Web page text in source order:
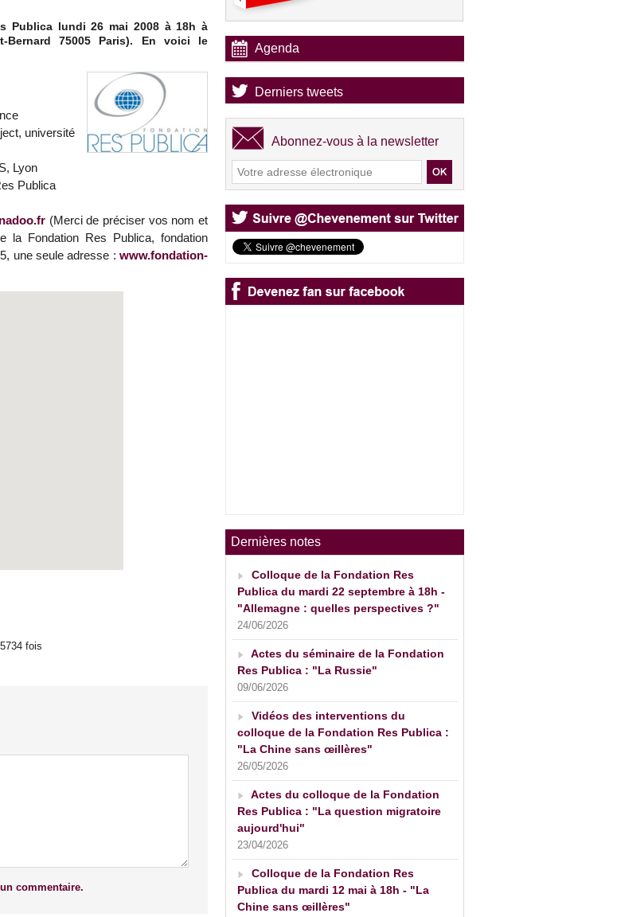
Publica lundi 26 mai 2008 à 18h à
75005 Paris). En voici le
université
Lyon
Publica
(Merci de préciser vos nom et
la Fondation Res Publica, fondation
une seule adresse : www.fondation-
fois
commentaire.
Agenda
Derniers tweets
Abonnez-vous à la newsletter
Dernières notes
Colloque de la Fondation Res
Publica du mardi 22 septembre à 18h -
"Allemagne : quelles perspectives ?"
24/06/2026
Actes du séminaire de la Fondation
Res Publica : "La Russie"
09/06/2026
Vidéos des interventions du
colloque de la Fondation Res Publica :
"La Chine sans œillères"
26/05/2026
Actes du colloque de la Fondation
Res Publica : "La question migratoire
aujourd'hui"
23/04/2026
Colloque de la Fondation Res
Publica du mardi 12 mai à 18h - "La
Chine sans œillères"